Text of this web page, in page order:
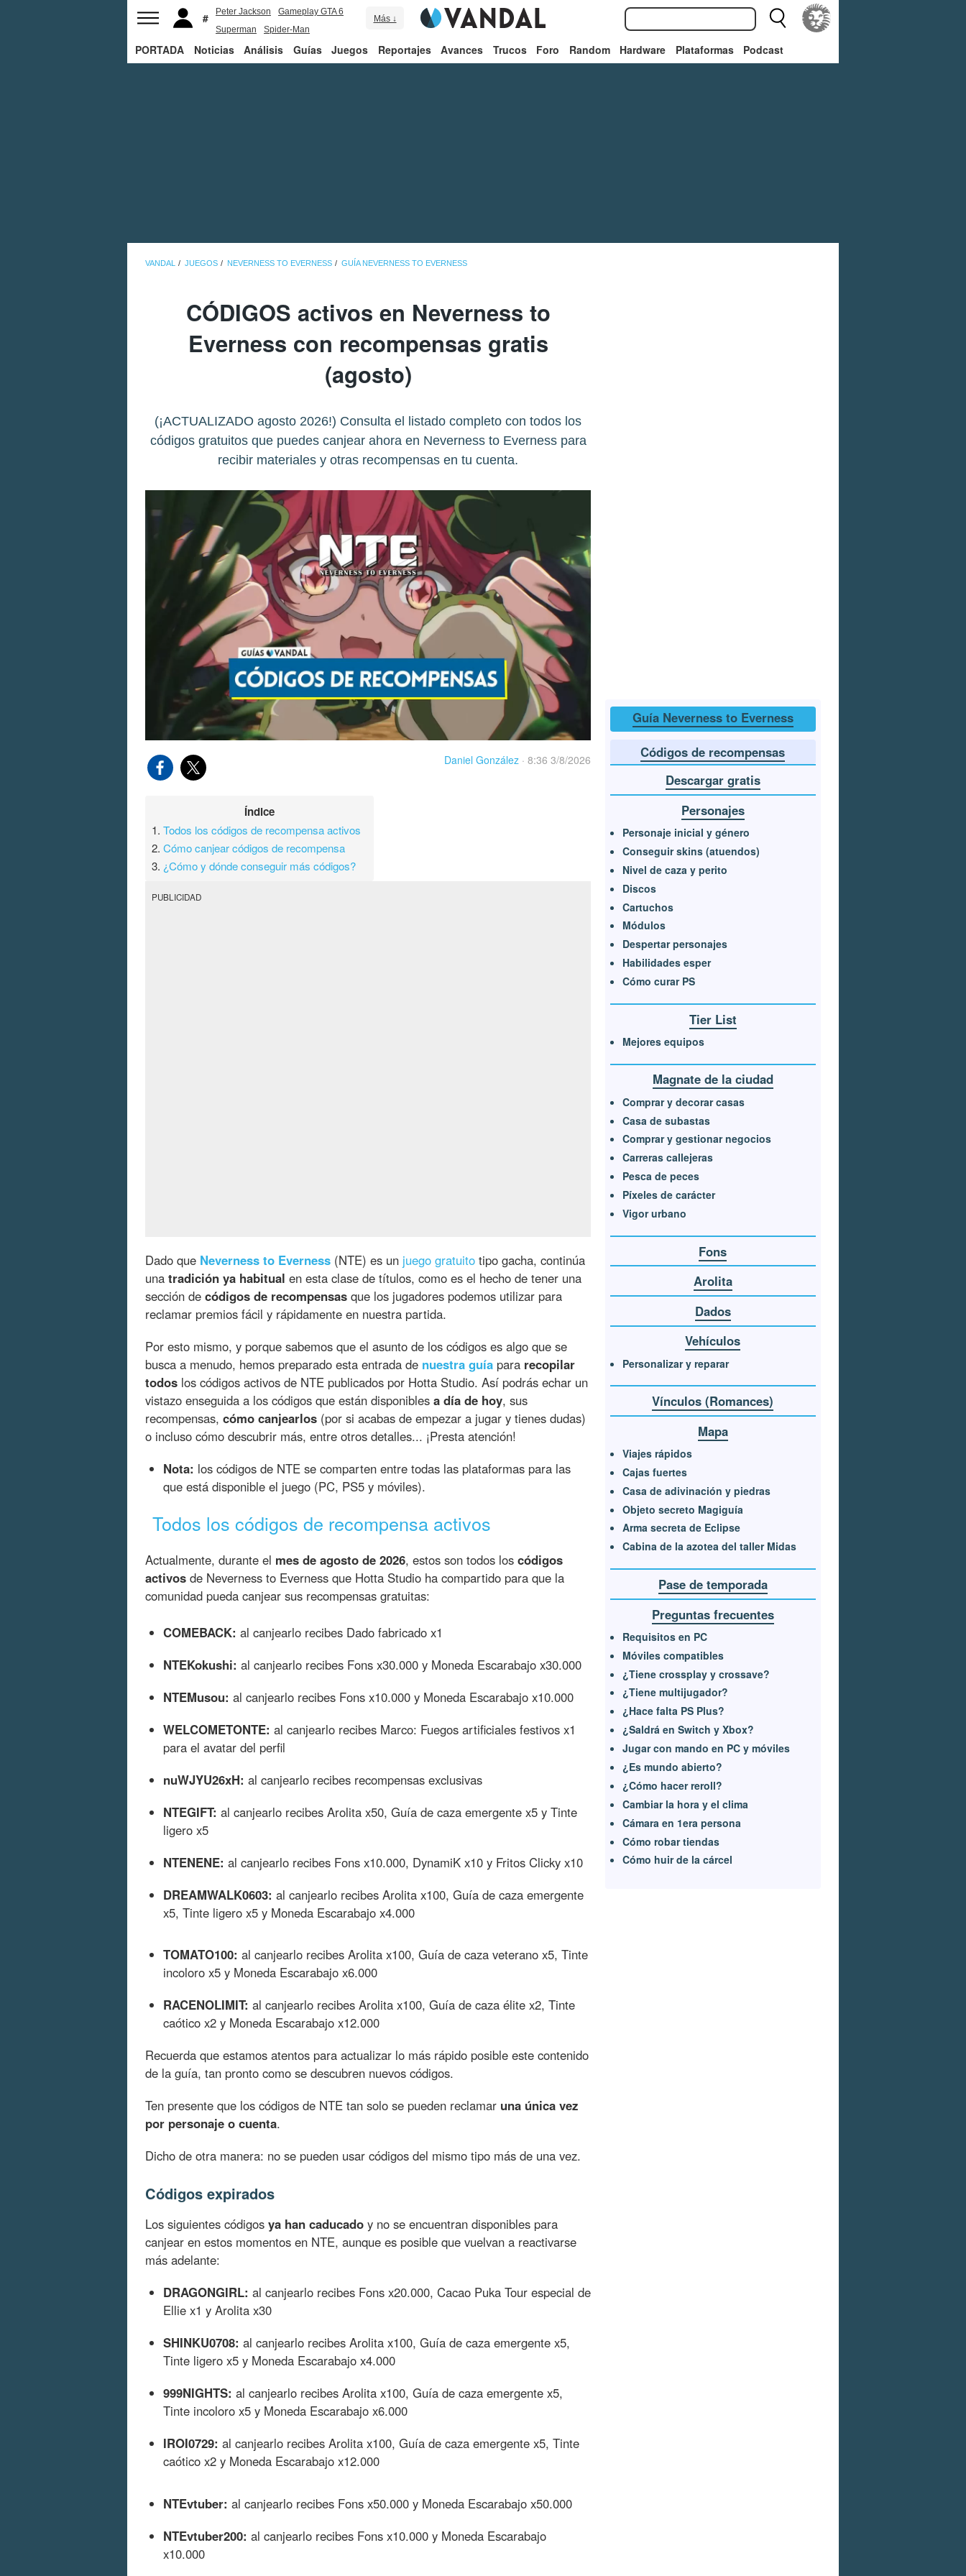
Peter Jackson
Gameplay GTA 6
Superman
Spider-Man
Más ↓
PORTADA Noticias Análisis Guías Juegos Reportajes Avances Trucos Foro Random Hardware Plataformas Podcast
VANDAL JUEGOS NEVERNESS TO EVERNESS GUÍA NEVERNESS TO EVERNESS
CÓDIGOS activos en Neverness to
Everness con recompensas gratis
(agosto)
(¡ACTUALIZADO agosto 2026!) Consulta el listado completo con todos los
códigos gratuitos que puedes canjear ahora en Neverness to Everness para
recibir materiales y otras recompensas en tu cuenta.
Daniel González · 8:36 3/8/2026
Índice
1.Todos los códigos de recompensa activos
2.Cómo canjear códigos de recompensa
3. ¿Cómo y dónde conseguir más códigos?
PUBLICIDAD
Dado que Neverness to Everness (NTE) es un juego gratuito tipo gacha, continúa
una tradición ya habitual en esta clase de títulos, como es el hecho de tener una
sección de códigos de recompensas que los jugadores podemos utilizar para
reclamar premios fácil y rápidamente en nuestra partida.
Por esto mismo, y porque sabemos que el asunto de los códigos es algo que se
busca a menudo, hemos preparado esta entrada de nuestra guía para recopilar
todos los códigos activos de NTE publicados por Hotta Studio. Así podrás echar un
vistazo enseguida a los códigos que están disponibles a día de hoy, sus
recompensas, cómo canjearlos (por si acabas de empezar a jugar y tienes dudas)
o incluso cómo descubrir más, entre otros detalles... ¡Presta atención!
Nota: los códigos de NTE se comparten entre todas las plataformas para las
que está disponible el juego (PC, PS5 y móviles).
Todos los códigos de recompensa activos
Actualmente, durante el mes de agosto de 2026, estos son todos los códigos
activos de Neverness to Everness que Hotta Studio ha compartido para que la
comunidad pueda canjear sus recompensas gratuitas:
COMEBACK: al canjearlo recibes Dado fabricado x1
NTEKokushi: al canjearlo recibes Fons x30.000 y Moneda Escarabajo x30.000
NTEMusou: al canjearlo recibes Fons x10.000 y Moneda Escarabajo x10.000
WELCOMETONTE: al canjearlo recibes Marco: Fuegos artificiales festivos x1
para el avatar del perfil
nuWJYU26xH: al canjearlo recibes recompensas exclusivas
NTEGIFT: al canjearlo recibes Arolita x50, Guía de caza emergente x5 y Tinte
ligero x5
NTENENE: al canjearlo recibes Fons x10.000, DynamiK x10 y Fritos Clicky x10
DREAMWALK0603: al canjearlo recibes Arolita x100, Guía de caza emergente
x5, Tinte ligero x5 y Moneda Escarabajo x4.000
TOMATO100: al canjearlo recibes Arolita x100, Guía de caza veterano x5, Tinte
incoloro x5 y Moneda Escarabajo x6.000
RACENOLIMIT: al canjearlo recibes Arolita x100, Guía de caza élite x2, Tinte
caótico x2 y Moneda Escarabajo x12.000
Recuerda que estamos atentos para actualizar lo más rápido posible este contenido
de la guía, tan pronto como se descubren nuevos códigos.
Ten presente que los códigos de NTE tan solo se pueden reclamar una única vez
por personaje o cuenta.
Dicho de otra manera: no se pueden usar códigos del mismo tipo más de una vez.
Códigos expirados
Los siguientes códigos ya han caducado y no se encuentran disponibles para
canjear en estos momentos en NTE, aunque es posible que vuelvan a reactivarse
más adelante:
DRAGONGIRL: al canjearlo recibes Fons x20.000, Cacao Puka Tour especial de
Ellie x1 y Arolita x30
SHINKU0708: al canjearlo recibes Arolita x100, Guía de caza emergente x5,
Tinte ligero x5 y Moneda Escarabajo x4.000
999NIGHTS: al canjearlo recibes Arolita x100, Guía de caza emergente x5,
Tinte incoloro x5 y Moneda Escarabajo x6.000
IROI0729: al canjearlo recibes Arolita x100, Guía de caza emergente x5, Tinte
caótico x2 y Moneda Escarabajo x12.000
NTEvtuber: al canjearlo recibes Fons x50.000 y Moneda Escarabajo x50.000
NTEvtuber200: al canjearlo recibes Fons x10.000 y Moneda Escarabajo
x10.000
Guía Neverness to Everness
Códigos de recompensas
Descargar gratis
Personajes
Personaje inicial y género
Conseguir skins (atuendos)
Nivel de caza y perito
Discos
Cartuchos
Módulos
Despertar personajes
Habilidades esper
Cómo curar PS
Tier List
Mejores equipos
Magnate de la ciudad
Comprar y decorar casas
Casa de subastas
Comprar y gestionar negocios
Carreras callejeras
Pesca de peces
Píxeles de carácter
Vigor urbano
Fons
Arolita
Dados
Vehículos
Personalizar y reparar
Vínculos (Romances)
Mapa
Viajes rápidos
Cajas fuertes
Casa de adivinación y piedras
Objeto secreto Magiguía
Arma secreta de Eclipse
Cabina de la azotea del taller Midas
Pase de temporada
Preguntas frecuentes
Requisitos en PC
Móviles compatibles
¿Tiene crossplay y crossave?
¿Tiene multijugador?
¿Hace falta PS Plus?
¿Saldrá en Switch y Xbox?
Jugar con mando en PC y móviles
¿Es mundo abierto?
¿Cómo hacer reroll?
Cambiar la hora y el clima
Cámara en 1era persona
Cómo robar tiendas
Cómo huir de la cárcel